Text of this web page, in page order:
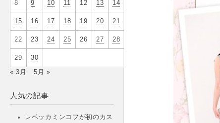
8 9 10 11 12 13 14
15 16 17 18 19 20 21
22 23 24 25 26 27 28
29 30
« 3月 5月 »
人気の記事
レベッカミンコフが初のカス